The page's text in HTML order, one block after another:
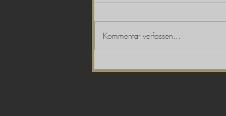
Vom Garten auf den Teller"
Kommentar verfassen...